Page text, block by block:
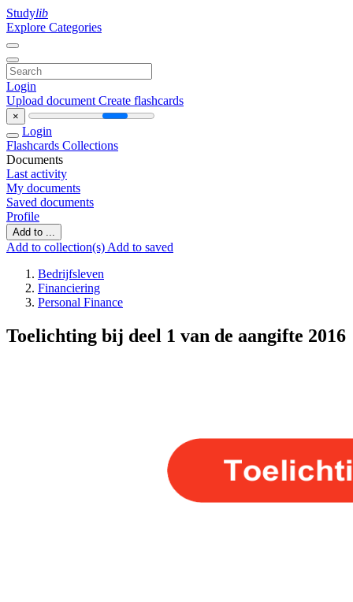
Studylib
Explore Categories
Login
Upload document Create flashcards
×
Login
Flashcards Collections
Documents
Last activity
My documents
Saved documents
Profile
Add to ...
Add to collection(s) Add to saved
Bedrijfsleven
Financiering
Personal Finance
Toelichting bij deel 1 van de aangifte 2016